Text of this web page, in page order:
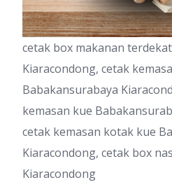
cetak box makanan
Kiaracondong, cetak
Babakansurabaya
kemasan kue
cetak kemasan kotak kue
Kiaracondong, cetak box
Kiaracondong